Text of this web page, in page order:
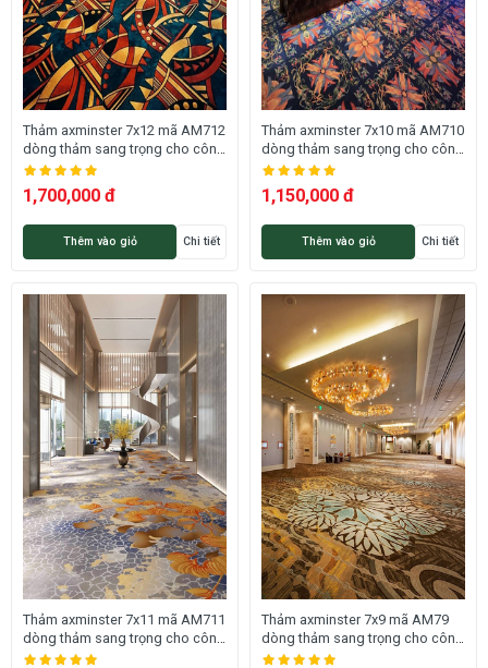
Thảm axminster 7x12 mã AM712
dòng thảm sang trọng cho công
trình cao cấp
1,700,000 đ
Thêm vào giỏ Chi tiết
Thảm axminster 7x10 mã AM710
dòng thảm sang trọng cho công
trình cao cấp
1,150,000 đ
Thêm vào giỏ Chi tiết
Thảm axminster 7x11 mã AM711
dòng thảm sang trọng cho công
trình cao cấp
Thảm axminster 7x9 mã AM79
dòng thảm sang trọng cho công
trình cao cấp